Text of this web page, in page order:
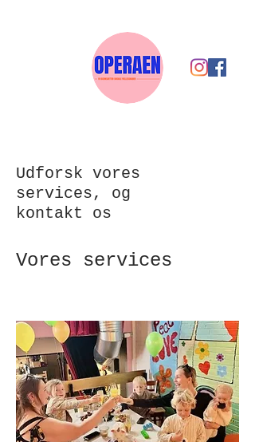
Udforsk vores
services, og
kontakt os
Vores services